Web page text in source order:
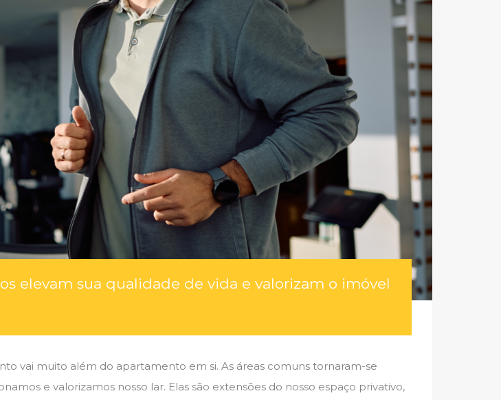
elevam sua qualidade de vida e valorizam o imóvel
vai muito além do apartamento em si. As áreas comuns tornaram-se
e valorizamos nosso lar. Elas são extensões do nosso espaço privativo,